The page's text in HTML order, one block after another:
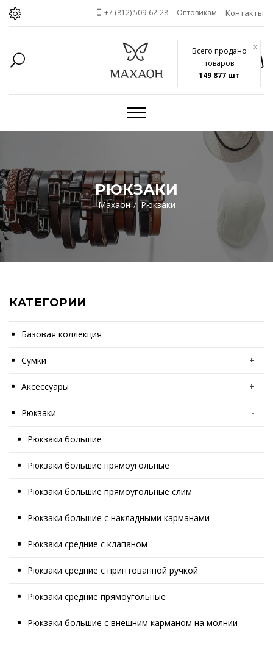
Всего продано
товаров
149 877 шт
x
+7 (812) 509-62-28 Оптовикам Контакты
РЮКЗАКИ
Махаон Рюкзаки
КАТЕГОРИИ
Базовая коллекция
Сумки +
Аксессуары +
Рюкзаки -
Рюкзаки большие
Рюкзаки большие прямоугольные
Рюкзаки большие прямоугольные слим
Рюкзаки большие с накладными карманами
Рюкзаки средние с клапаном
Рюкзаки средние с принтованной ручкой
Рюкзаки средние прямоугольные
Рюкзаки большие с внешним карманом на молнии